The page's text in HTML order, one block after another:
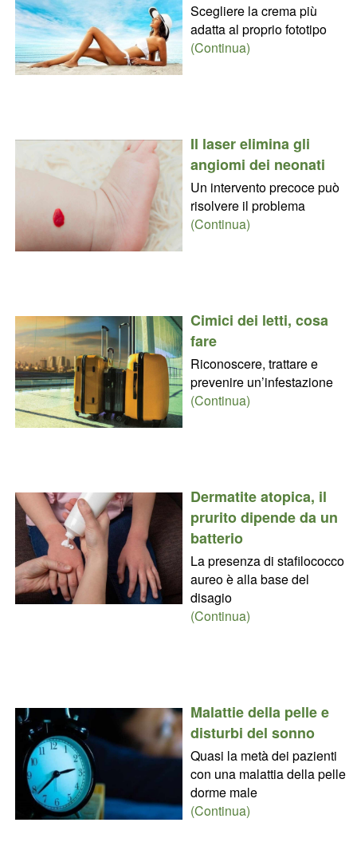
Scegliere la crema più
adatta al proprio fototipo
(Continua)
Il laser elimina gli
angiomi dei neonati
Un intervento precoce può
risolvere il problema
(Continua)
Cimici dei letti, cosa
fare
Riconoscere, trattare e
prevenire un’infestazione
(Continua)
Dermatite atopica, il
prurito dipende da un
batterio
La presenza di stafilococco
aureo è alla base del
disagio
(Continua)
Malattie della pelle e
disturbi del sonno
Quasi la metà dei pazienti
con una malattia della pelle
dorme male
(Continua)